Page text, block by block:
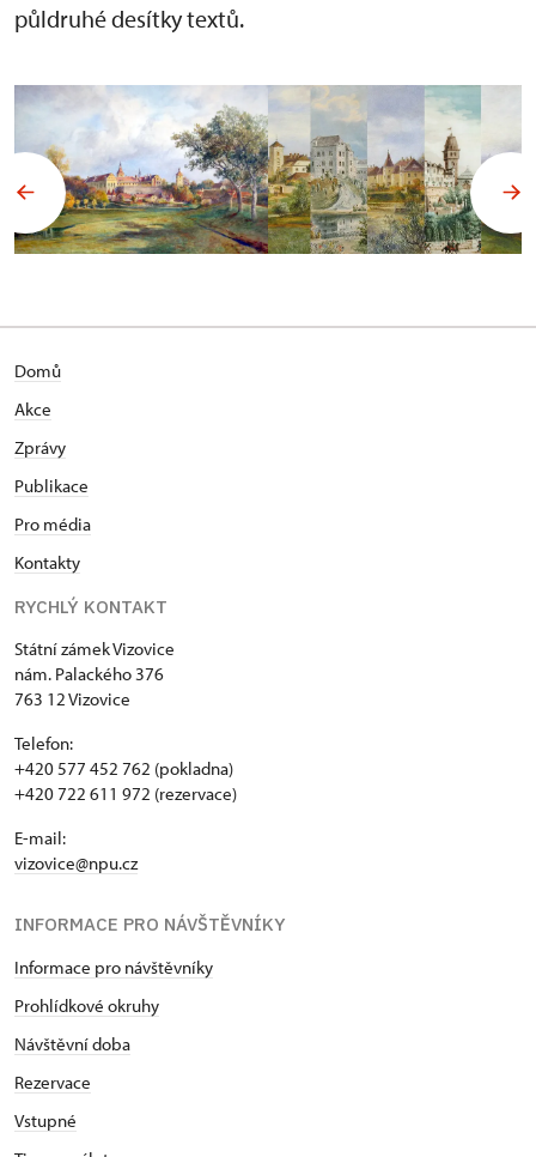
půldruhé desítky textů.
Domů
Akce
Zprávy
Publikace
Pro média
Kontakty
RYCHLÝ KONTAKT
Státní zámek Vizovice
nám. Palackého 376
763 12 Vizovice
Telefon:
+420 577 452 762 (pokladna)
+420 722 611 972 (rezervace)
E-mail:
vizovice@npu.cz
INFORMACE PRO NÁVŠTĚVNÍKY
Informace pro návštěvníky
Prohlídkové okruhy
Návštěvní doba
Rezervace
Vstupné